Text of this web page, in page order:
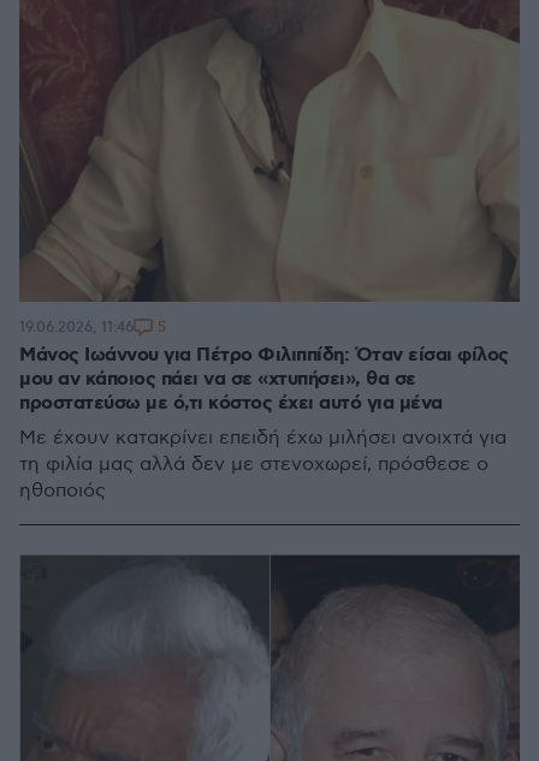
Μάνος Ιωάννου για Πέτρο Φιλιππίδη: Όταν είσαι φίλος
μου αν κάποιος πάει να σε «χτυπήσει», θα σε
προστατεύσω με ό,τι κόστος έχει αυτό για μένα
Με έχουν κατακρίνει επειδή έχω μιλήσει ανοιχτά για
τη φιλία μας αλλά δεν με στενοχωρεί, πρόσθεσε ο
ηθοποιός
19.06.2026, 11:46 5